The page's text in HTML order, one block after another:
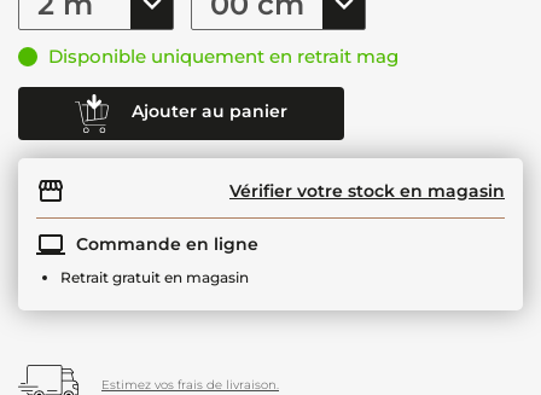
Disponible uniquement en retrait mag
Ajouter au panier
Vérifier votre stock en magasin
Commande en ligne
Retrait gratuit en magasin
Estimez vos frais de livraison.